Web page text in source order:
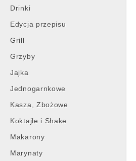
Drinki
Edycja przepisu
Grill
Grzyby
Jajka
Jednogarnkowe
Kasza, Zbożowe
Koktajle i Shake
Makarony
Marynaty